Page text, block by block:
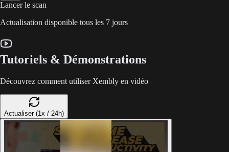
Lancer le scan
Actualisation disponible tous les 7 jours
Tutoriels & Démonstrations
Découvrez comment utiliser Xembly en vidéo
Actualiser (1x / 24h)